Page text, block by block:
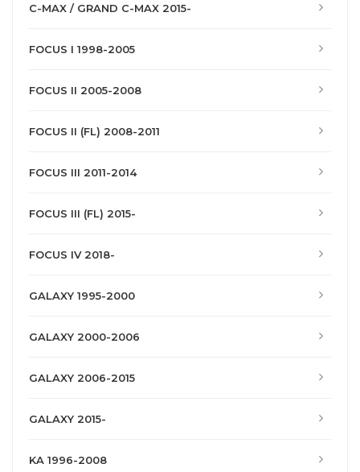
C-MAX / GRAND C-MAX 2015-
FOCUS I 1998-2005
FOCUS II 2005-2008
FOCUS II (FL) 2008-2011
FOCUS III 2011-2014
FOCUS III (FL) 2015-
FOCUS IV 2018-
GALAXY 1995-2000
GALAXY 2000-2006
GALAXY 2006-2015
GALAXY 2015-
KA 1996-2008